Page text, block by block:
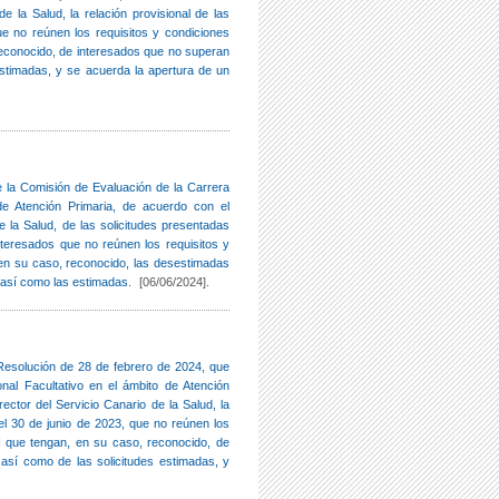
la Salud, la relación provisional de las
no reúnen los requisitos y condiciones
de interesados que no superan
y se acuerda la apertura de un
Comisión de Evaluación de la Carrera
Atención Primaria, de acuerdo con el
la Salud, de las solicitudes presentadas
que no reúnen los requisitos y
su caso, reconocido, las desestimadas
como las estimadas.
[06/06/2024].
de 28 de febrero de 2024, que
Facultativo en el ámbito de Atención
del Servicio Canario de la Salud, la
30 de junio de 2023, que no reúnen los
tengan, en su caso, reconocido, de
como de las solicitudes estimadas, y